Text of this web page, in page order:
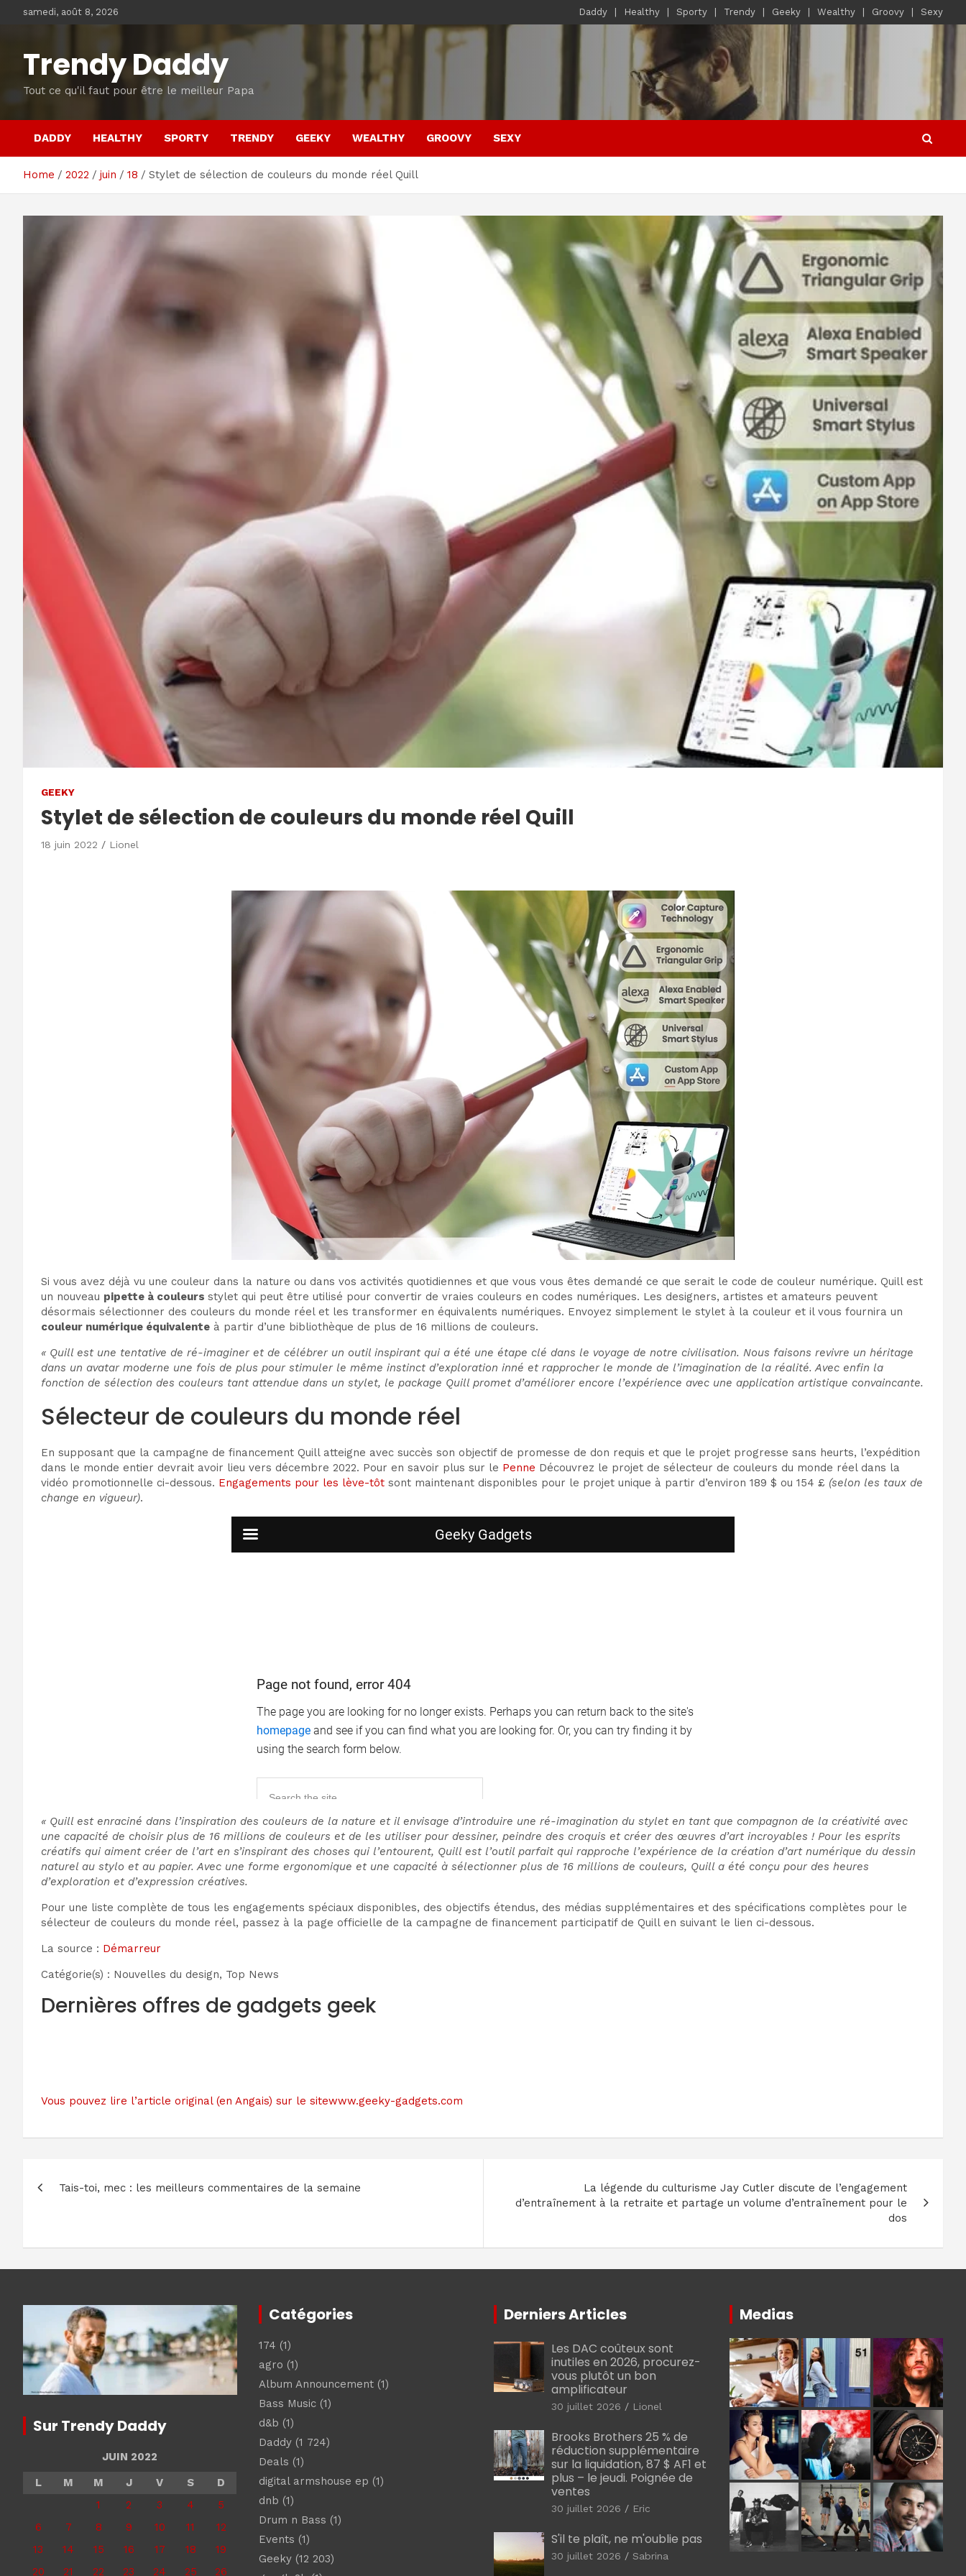
samedi, août 8, 2026 Daddy Healthy Sporty Trendy Geeky Wealthy Groovy Sexy
Trendy Daddy
Tout ce qu'il faut pour être le meilleur Papa
DADDY HEALTHY SPORTY TRENDY GEEKY WEALTHY GROOVY SEXY
Home 2022 juin 18 Stylet de sélection de couleurs du monde réel Quill
GEEKY
Stylet de sélection de couleurs du monde réel Quill
18 juin 2022 Lionel
Si vous avez déjà vu une couleur dans la nature ou dans vos activités quotidiennes et que vous vous êtes demandé ce que serait le code de couleur numérique. Quill est
un nouveau pipette à couleurs stylet qui peut être utilisé pour convertir de vraies couleurs en codes numériques. Les designers, artistes et amateurs peuvent
désormais sélectionner des couleurs du monde réel et les transformer en équivalents numériques. Envoyez simplement le stylet à la couleur et il vous fournira un
couleur numérique équivalente à partir d’une bibliothèque de plus de 16 millions de couleurs.
« Quill est une tentative de ré-imaginer et de célébrer un outil inspirant qui a été une étape clé dans le voyage de notre civilisation. Nous faisons revivre un héritage
dans un avatar moderne une fois de plus pour stimuler le même instinct d’exploration inné et rapprocher le monde de l’imagination de la réalité. Avec enfin la
fonction de sélection des couleurs tant attendue dans un stylet, le package Quill promet d’améliorer encore l’expérience avec une application artistique convaincante.
Sélecteur de couleurs du monde réel
En supposant que la campagne de financement Quill atteigne avec succès son objectif de promesse de don requis et que le projet progresse sans heurts, l’expédition
dans le monde entier devrait avoir lieu vers décembre 2022. Pour en savoir plus sur le Penne Découvrez le projet de sélecteur de couleurs du monde réel dans la
vidéo promotionnelle ci-dessous. Engagements pour les lève-tôt sont maintenant disponibles pour le projet unique à partir d’environ 189 $ ou 154 £ (selon les taux de
change en vigueur).
« Quill est enraciné dans l’inspiration des couleurs de la nature et il envisage d’introduire une ré-imagination du stylet en tant que compagnon de la créativité avec
une capacité de choisir plus de 16 millions de couleurs et de les utiliser pour dessiner, peindre des croquis et créer des œuvres d’art incroyables ! Pour les esprits
créatifs qui aiment créer de l’art en s’inspirant des choses qui l’entourent, Quill est l’outil parfait qui rapproche l’expérience de la création d’art numérique du dessin
naturel au stylo et au papier. Avec une forme ergonomique et une capacité à sélectionner plus de 16 millions de couleurs, Quill a été conçu pour des heures
d’exploration et d’expression créatives.
Pour une liste complète de tous les engagements spéciaux disponibles, des objectifs étendus, des médias supplémentaires et des spécifications complètes pour le
sélecteur de couleurs du monde réel, passez à la page officielle de la campagne de financement participatif de Quill en suivant le lien ci-dessous.
La source : Démarreur
Catégorie(s) : Nouvelles du design, Top News
Dernières offres de gadgets geek
Vous pouvez lire l’article original (en Angais) sur le sitewww.geeky-gadgets.com
de
Tais-toi, mec : les meilleurs commentaires de la semaine
La légende du culturisme Jay Cutler discute de l’engagement
d’entraînement à la retraite et partage un volume d’entraînement pour le
dos
Sur Trendy Daddy
JUIN 2022
L
M M J V S
D
1
2 3 4
5
6
7 8 9 10 11
12
13
14 15 16 17 18
19
20
21 22 23 24 25 26
Catégories
174 (1)
agro (1)
Album Announcement(1)
Bass Music(1)
d&b (1)
Daddy(1 724)
Deals (1)
digital armshouse ep (1)
dnb (1)
Drum n Bass (1)
Events (1)
Geeky(12 203)
Derniers Articles
Les DAC coûteux sont
inutiles en 2026, procurez-
vous plutôt un bon
amplificateur
30 juillet 2026 Lionel
Brooks Brothers 25 % de
réduction supplémentaire
sur la liquidation, 87 $ AF1 et
plus – le jeudi. Poignée de
ventes
30 juillet 2026 Eric
S'il te plaît, ne m'oublie pas
30 juillet 2026 Sabrina
Medias